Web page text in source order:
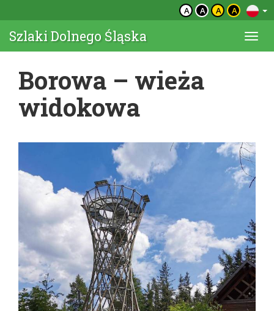
A A A A
Szlaki Dolnego Śląska
Borowa – wieża
widokowa